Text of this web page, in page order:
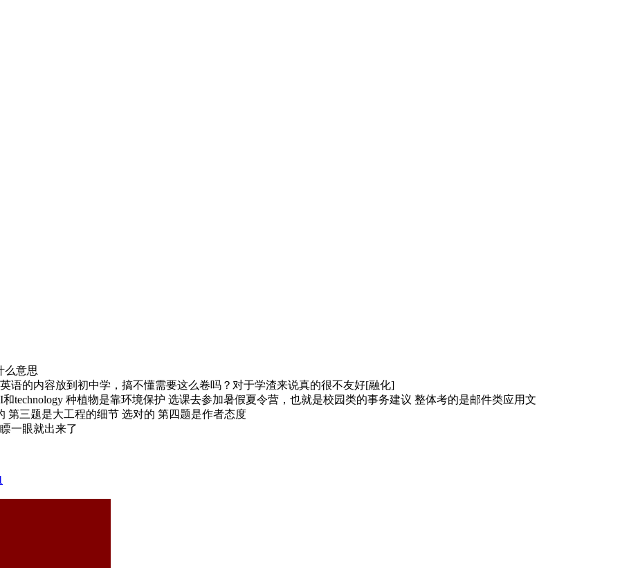
意思
语的内容放到初中学，搞不懂需要这么卷吗？对于学渣来说真的很不友好[融化]
technology 种植物是靠环境保护 选课去参加暑假夏令营，也就是校园类的事务建议 整体考的是邮件类应用文
第三题是大工程的细节 选对的 第四题是作者态度
一眼就出来了